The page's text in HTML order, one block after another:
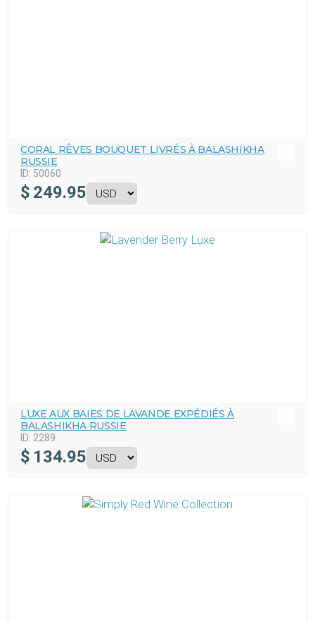
CORAL RÊVES BOUQUET LIVRÉS À BALASHIKHA
RUSSIE
ID: 50060
$ 249.95
LUXE AUX BAIES DE LAVANDE EXPÉDIÉS À
BALASHIKHA RUSSIE
ID: 2289
$ 134.95